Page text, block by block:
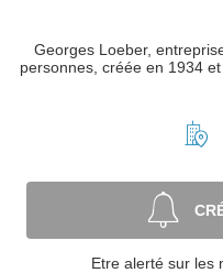
Georges Loeber,
personnes, créée en 1934
Etre alerté sur les